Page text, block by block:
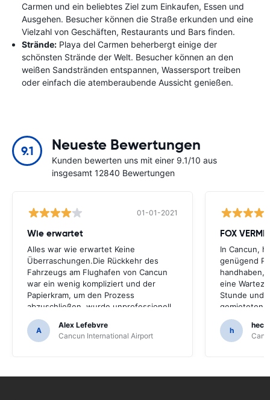
Carmen und ein beliebtes Ziel zum Einkaufen, Essen und
Ausgehen. Besucher können die Straße erkunden und eine
Vielzahl von Geschäften, Restaurants und Bars finden.
Strände: Playa del Carmen beherbergt einige der
schönsten Strände der Welt. Besucher können an den
weißen Sandstränden entspannen, Wassersport treiben
oder einfach die atemberaubende Aussicht genießen.
9.1 Neueste Bewertungen
Kunden bewerten uns mit einer 9.1/10 aus
insgesamt 12840 Bewertungen
01-01-2021
Wie erwartet
Alles war wie erwartet Keine
Überraschungen.Die Rückkehr des
Fahrzeugs am Flughafen von Cancun
war ein wenig kompliziert und der
Papierkram, um den Prozess
abzuschließen, wurde unprofessionell
behandelt.
A
Alex Lefebvre
Cancun International Airport
FOX
In Cancun,
genügend
handhaben,
eine
Stunde und
gemieteten
h